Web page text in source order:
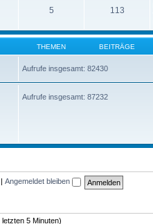
5 113
THEMEN BEITRÄGE
Aufrufe insgesamt: 82430
Aufrufe insgesamt: 87232
Angemeldet bleiben
5 Minuten)